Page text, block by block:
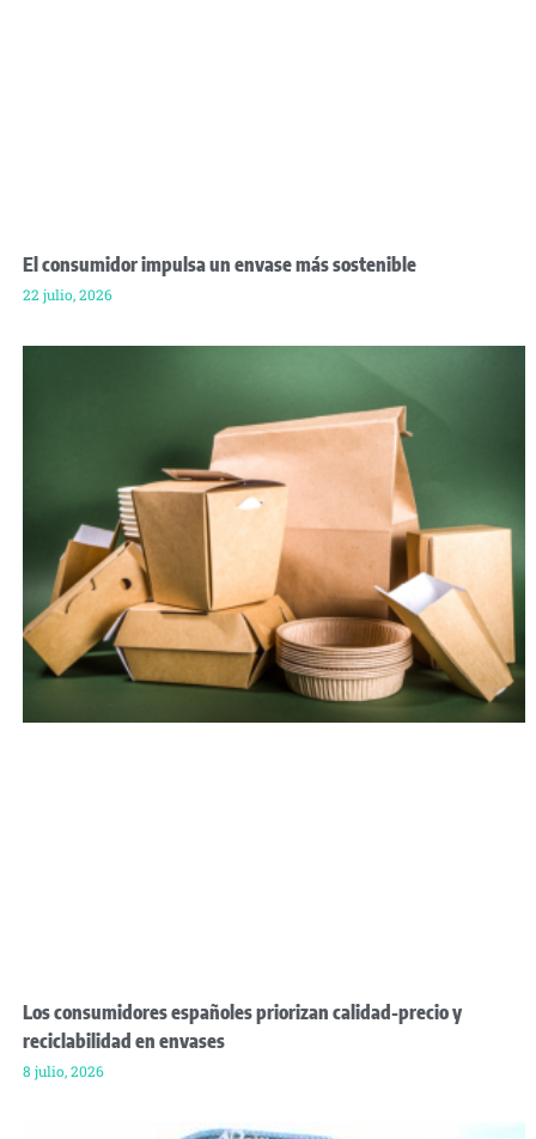
El consumidor impulsa un envase más sostenible
22 julio, 2026
Los consumidores españoles priorizan calidad-precio y
reciclabilidad en envases
8 julio, 2026